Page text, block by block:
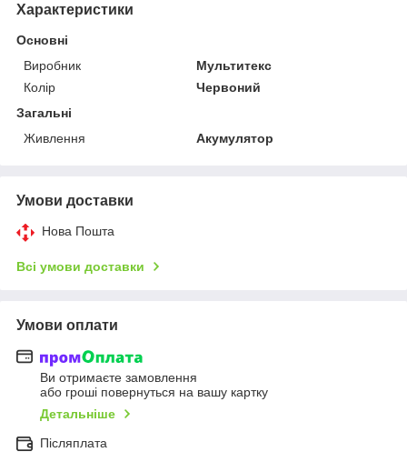
Характеристики
Основні
Виробник
Мультитекс
Колір
Червоний
Загальні
Живлення
Акумулятор
Умови доставки
Нова Пошта
Всі умови доставки
Умови оплати
Ви отримаєте замовлення
або гроші повернуться на вашу картку
Детальніше
Післяплата